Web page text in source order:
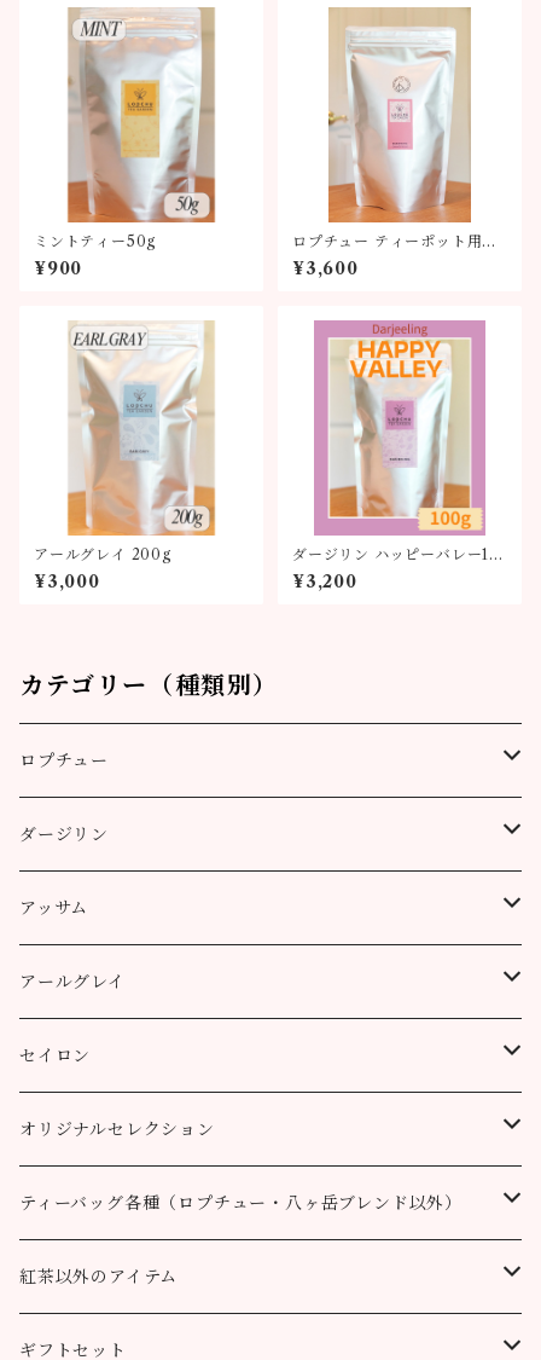
ミントティー50g
¥900
ロプチュー ティーポット用テ
ィーバッグ
¥3,600
アールグレイ 200g
¥3,000
ダージリン ハッピーバレー10
0g
¥3,200
カテゴリー（種類別）
ロプチュー
缶（リーフ）
ティーバッグ
3個
10個
アルミ袋（リーフ）
100g
200g
ティーポット用ティーバッグ
ダージリン
プッタボン茶園
50g
100g
ハッピーバレー茶園
50g
100g
キャッスルトン茶園
50g
100g
ロヒーニ茶園
50g
100g
アッサム
リーフ
100g
200g
CTC
100g
200g
アールグレイ
アールグレイ
100g
200g
アールグレイ・オリジナルブレンド
100g
200g
セイロン
ウバ
100g
200g
ルフナ
100g
200g
オリジナルセレクション
八ヶ岳ブレンド
ティーバッグ30個入り
ティーバッグ70個入り
オーガニック （テミ茶園）
ニルギリ（カムラージ茶園）
ティーバッグ各種（ロプチュー・八ヶ岳ブレンド以外）
ティーバッグ10個
ティーバッグ20個
紅茶以外のアイテム
カレーパウダー
ギフトセット